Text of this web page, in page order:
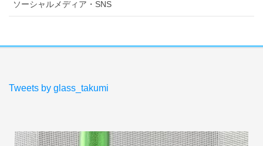
ソーシャルメディア・SNS
Tweets by glass_takumi